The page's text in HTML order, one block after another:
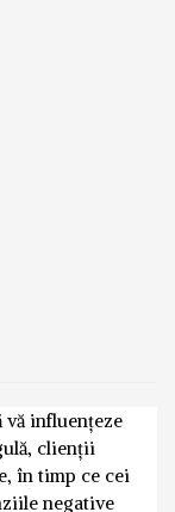
vă influențeze
clienții
în timp ce cei
negative